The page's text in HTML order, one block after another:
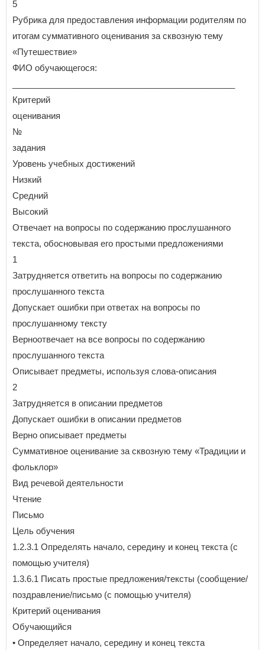
5
Рубрика для предоставления информации родителям по
итогам суммативного оценивания за сквозную тему
«Путешествие»
ФИО обучающегося:
Критерий
оценивания
№
задания
Уровень учебных достижений
Низкий
Средний
Высокий
Отвечает на вопросы по содержанию прослушанного
текста, обосновывая его простыми предложениями
1
Затрудняется ответить на вопросы по содержанию
прослушанного текста
Допускает ошибки при ответах на вопросы по
прослушанному тексту
Верноотвечает на все вопросы по содержанию
прослушанного текста
Описывает предметы, используя слова-описания
2
Затрудняется в описании предметов
Допускает ошибки в описании предметов
Верно описывает предметы
Суммативное оценивание за сквозную тему «Традиции и
фольклор»
Вид речевой деятельности
Чтение
Письмо
Цель обучения
1.2.3.1 Определять начало, середину и конец текста (с
помощью учителя)
1.3.6.1 Писать простые предложения/тексты (сообщение/
поздравление/письмо (с помощью учителя)
Критерий оценивания
Обучающийся
• Определяет начало, середину и конец текста